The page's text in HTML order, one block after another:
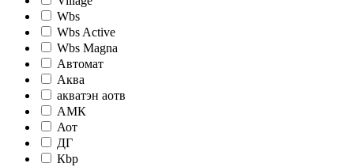
Wbs
Wbs Active
Wbs Magna
Автомат
Аква
акватэн аотв
АМК
Аот
ДГ
Кbр